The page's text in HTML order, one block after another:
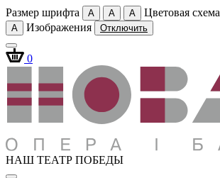
Размер шрифта A A A Цветовая схема
A
Изображения Отключить
0
НАШ ТЕАТР ПОБЕДЫ